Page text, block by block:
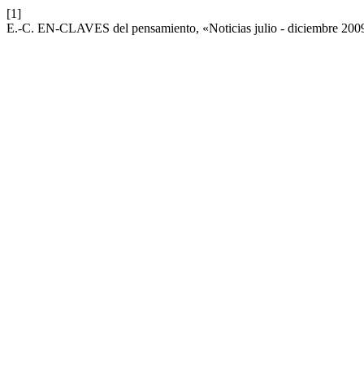
[1]
E.-C. EN-CLAVES del pensamiento, «Noticias julio - diciembre